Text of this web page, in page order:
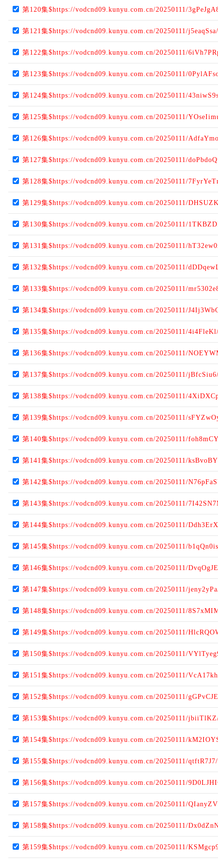
第120集$https://vodcnd09.kunyu.com.cn/20250111/
第121集$https://vodcnd09.kunyu.com.cn/20250111/
第122集$https://vodcnd09.kunyu.com.cn/20250111/
第123集$https://vodcnd09.kunyu.com.cn/20250111/
第124集$https://vodcnd09.kunyu.com.cn/20250111/
第125集$https://vodcnd09.kunyu.com.cn/20250111/
第126集$https://vodcnd09.kunyu.com.cn/20250111/
第127集$https://vodcnd09.kunyu.com.cn/20250111/
第128集$https://vodcnd09.kunyu.com.cn/20250111/
第129集$https://vodcnd09.kunyu.com.cn/20250111/
第130集$https://vodcnd09.kunyu.com.cn/20250111/
第131集$https://vodcnd09.kunyu.com.cn/20250111/
第132集$https://vodcnd09.kunyu.com.cn/20250111/
第133集$https://vodcnd09.kunyu.com.cn/20250111/
第134集$https://vodcnd09.kunyu.com.cn/20250111/
第135集$https://vodcnd09.kunyu.com.cn/20250111/
第136集$https://vodcnd09.kunyu.com.cn/20250111/
第137集$https://vodcnd09.kunyu.com.cn/20250111/
第138集$https://vodcnd09.kunyu.com.cn/20250111/
第139集$https://vodcnd09.kunyu.com.cn/20250111/
第140集$https://vodcnd09.kunyu.com.cn/20250111/
第141集$https://vodcnd09.kunyu.com.cn/20250111/
第142集$https://vodcnd09.kunyu.com.cn/20250111/
第143集$https://vodcnd09.kunyu.com.cn/20250111/
第144集$https://vodcnd09.kunyu.com.cn/20250111/
第145集$https://vodcnd09.kunyu.com.cn/20250111/
第146集$https://vodcnd09.kunyu.com.cn/20250111/
第147集$https://vodcnd09.kunyu.com.cn/20250111/
第148集$https://vodcnd09.kunyu.com.cn/20250111/
第149集$https://vodcnd09.kunyu.com.cn/20250111/
第150集$https://vodcnd09.kunyu.com.cn/20250111/
第151集$https://vodcnd09.kunyu.com.cn/20250111/
第152集$https://vodcnd09.kunyu.com.cn/20250111/
第153集$https://vodcnd09.kunyu.com.cn/20250111/
第154集$https://vodcnd09.kunyu.com.cn/20250111/
第155集$https://vodcnd09.kunyu.com.cn/20250111/
第156集$https://vodcnd09.kunyu.com.cn/20250111/
第157集$https://vodcnd09.kunyu.com.cn/20250111/
第158集$https://vodcnd09.kunyu.com.cn/20250111/
第159集$https://vodcnd09.kunyu.com.cn/20250111/